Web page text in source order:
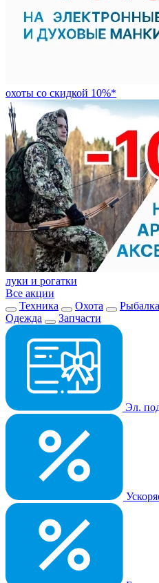
охоты со скидкой 10%*
луки и рогатки
Все акции
Техника
Охота Рыбалка
Одежда
Запчасти
Эл.